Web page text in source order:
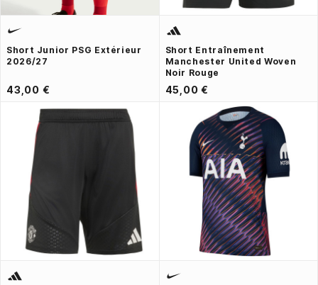
Short Junior PSG Extérieur
2026/27
43,00 €
Short Entraînement
Manchester United Woven
Noir Rouge
45,00 €